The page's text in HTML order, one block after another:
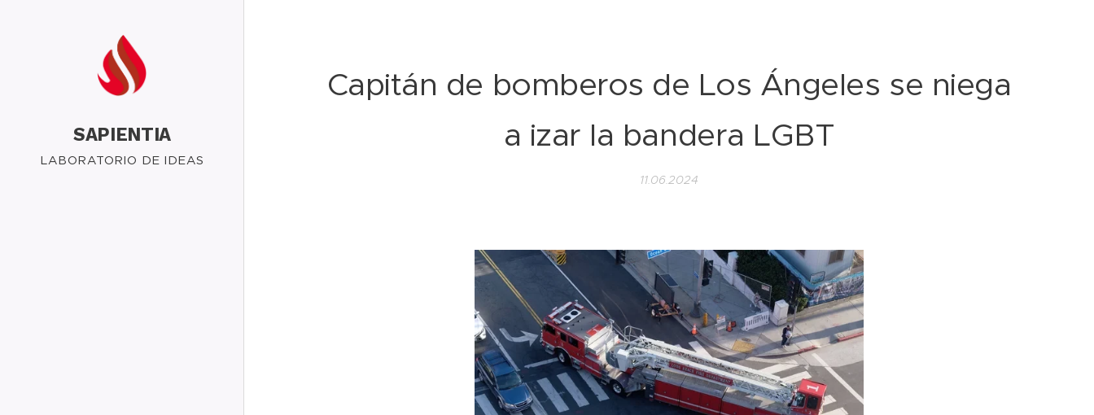
SAPIENTIA
LABORATORIO DE IDEAS
Capitán de bomberos de Los Ángeles se niega
a izar la bandera LGBT
11.06.2024